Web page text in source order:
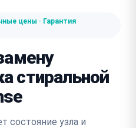
цены · Гарантия
стиральной
состояние узла и